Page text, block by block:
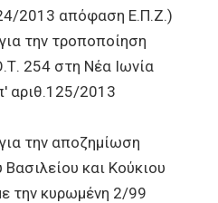
2013 απόφαση Ε.Π.Ζ.)
την τροποποίηση
254 στη Νέα Ιωνία
αριθ.125/2013
την αποζημίωση
και Κούκιου
την κυρωμένη 2/99